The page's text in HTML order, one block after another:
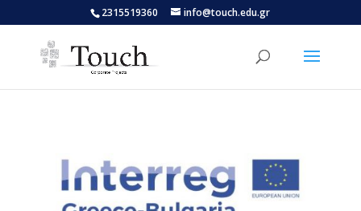
2315519360 info@touch.edu.gr